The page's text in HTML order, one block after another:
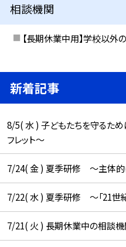
相談機関
【長期休業中用】学校以外
新着記事
8/5( 水 ) 子どもたちを守るた
フレット～
7/24( 金 ) 夏季研修 ～主体的
7/22( 水 ) 夏季研修 ～「21世
7/21( 火 ) 長期休業中の相談